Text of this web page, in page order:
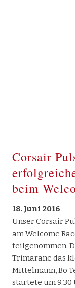
Corsair
beim
18. Juni 2016
Unser Corsair
am Welcome
teilgenommen.
Trimarane das
Mittelmann, Bo
startete um 9.30